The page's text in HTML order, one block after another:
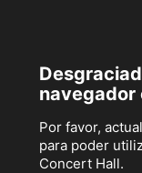
navegador
Por favor,
para poder
Concert Hall.